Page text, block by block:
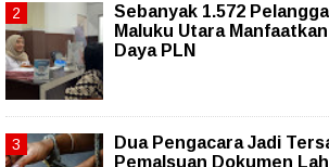
Sebanyak 1.572
Maluku Utara
Daya PLN
Dua Pengacara Jadi
Pemalsuan Dokumen